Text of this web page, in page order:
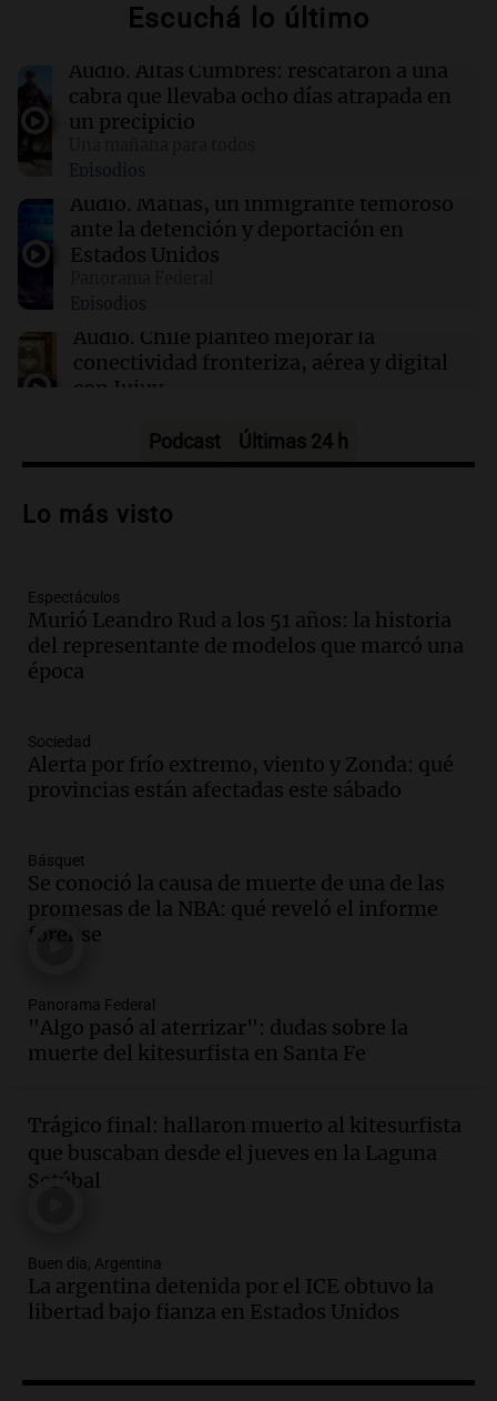
Boca recibe a Vélez, con el objetivo de
conseguir un nuevo triunfo
Senado de EE.UU. aprueba financiamiento
para evitar cierre del gobierno antes de
elecciones
Rosario amaneció con 4,9°C y se espera una
máxima de 14°C
Escuchá lo último
Audio. Altas Cumbres: rescataron a una
cabra que llevaba ocho días atrapada en
un precipicio
Episodios
Audio. Matías, un inmigrante temoroso
ante la detención y deportación en
Estados Unidos
Episodios
Audio. Chile planteó mejorar la
conectividad fronteriza, aérea y digital
con Jujuy
Audio.Análisis económico de la
opina sobre la actualidad argentina
Audio.
qué crece el consumo de alimentos con
proteínas
Una mañana para todos
Audio.
la cooperativa Talamuchita en Villa
María con 30 millones robados
Audio.La construcción en Argentina
cayó 4,1% en junio pero acumula un
aumento del 2,8% en el semestre
Panorama Federal
Audio.La inflación en Buenos Aires se
acelera con un 2,9% en julio, según
datos preliminares
Audio.La justicia niega pedido de
Facundo Moyano para levantar
perimetral sobre Candela Arizaga
Audio.La inflación en Buenos Aires se
acelera al 2,9% en julio y anticipa datos
oficiales
Podcast Últimas 24 h
Lo más visto
Espectáculos
Murió Leandro Rud a los 51 años: la historia
del representante de modelos que marcó una
época
Sociedad
Alerta por frío extremo, viento y Zonda: qué
provincias están afectadas este sábado
Básquet
Se conoció la causa de muerte de una de las
promesas de la NBA: qué reveló el informe
forense
Panorama Federal
"Algo pasó al aterrizar": dudas sobre la
muerte del kitesurfista en Santa Fe
Trágico final: hallaron muerto al kitesurfista
que buscaban desde el jueves en la Laguna
Setúbal
Buen día, Argentina
La argentina detenida por el ICE obtuvo la
libertad bajo fianza en Estados Unidos